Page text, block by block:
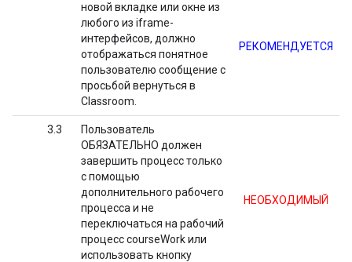
новой вкладке или окне из
любого из iframe-
интерфейсов, должно
отображаться понятное
пользователю сообщение с
просьбой вернуться в
Classroom.
РЕКОМЕНДУЕТСЯ
3.3
Пользователь
ОБЯЗАТЕЛЬНО должен
завершить процесс только
с помощью
дополнительного рабочего
процесса и не
переключаться на рабочий
процесс courseWork или
использовать кнопку
НЕОБХОДИМЫЙ